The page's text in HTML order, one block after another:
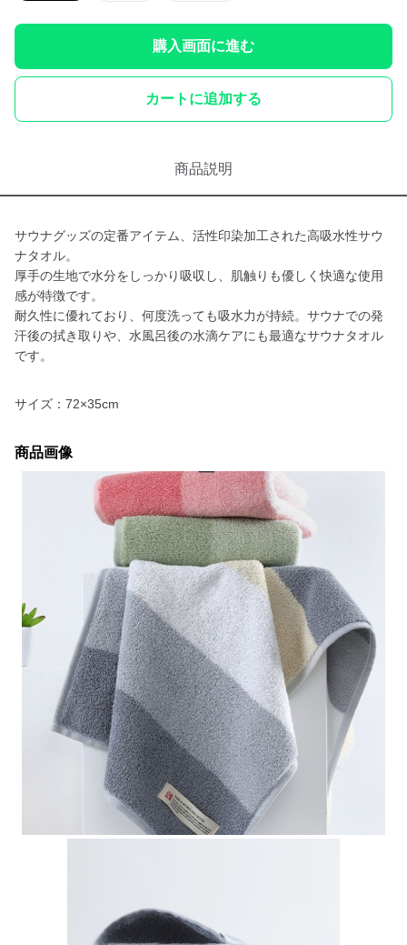
購入画面に進む
カートに追加する
商品説明
サウナグッズの定番アイテム、活性印染加工された高吸水性サウ
ナタオル。
厚手の生地で水分をしっかり吸収し、肌触りも優しく快適な使用
感が特徴です。
耐久性に優れており、何度洗っても吸水力が持続。サウナでの発
汗後の拭き取りや、水風呂後の水滴ケアにも最適なサウナタオル
です。
サイズ：72×35cm
商品画像